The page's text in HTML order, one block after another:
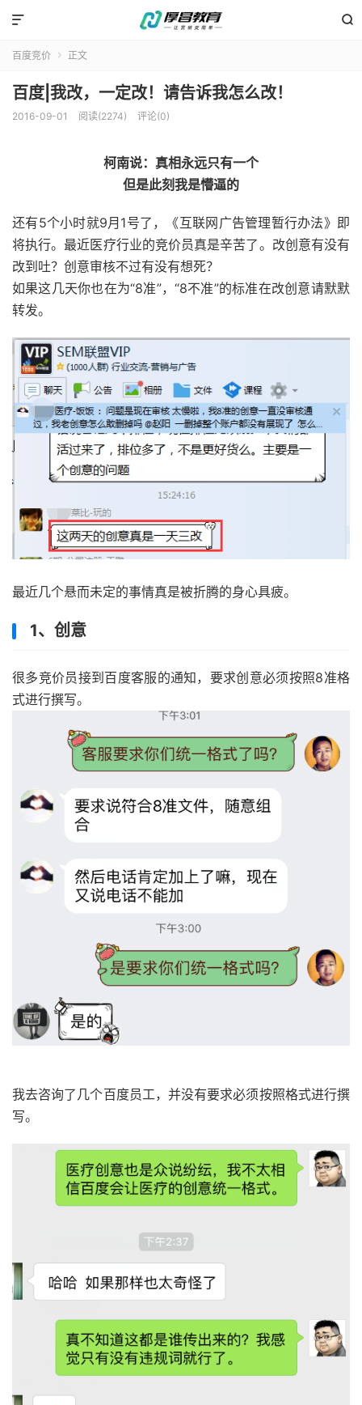


百度竞价  正文
百度|我改，一定改！请告诉我怎么改！
2016-09-01 阅读(2274) 评论(0)
柯南说：真相永远只有一个
但是此刻我是懵逼的
还有5个小时就9月1号了，《互联网广告管理暂行办法》即
将执行。最近医疗行业的竞价员真是辛苦了。改创意有没有
改到吐？创意审核不过有没有想死？
如果这几天你也在为“8准”，“8不准”的标准在改创意请默默
转发。
最近几个悬而未定的事情真是被折腾的身心具疲。
1、创意
很多竞价员接到百度客服的通知，要求创意必须按照8准格
式进行撰写。
我去咨询了几个百度员工，并没有要求必须按照格式进行撰
写。